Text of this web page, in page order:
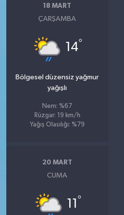
18 MART
ÇARŞAMBA
14°
Bölgesel düzensiz yağmur
yağışlı
Nem: %67
Rüzgar: 19 km/h
Yağış Olasılığı: %79
20 MART
CUMA
11 °